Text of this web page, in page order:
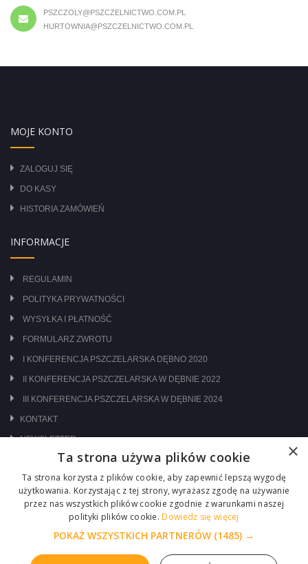
PSZCZOLY@PSZCZELNICTWO.COM.PL
HURTOWNIA@PSZCZELNICTWO.COM.PL
MOJE KONTO
ZALOGUJ SIĘ
DO KASY
HISTORIA ZAMÓWIEŃ
INFORMACJE
REGULAMIN
POLITYKA PRYWATNOŚCI
WYSYŁKA I PŁATNOŚĆ
FORMULARZ ZWROTU
I KONFERENCJA PSZCZELARSKA DĘBNO 2020
II KONFERENCJA PSZCZELARSKA W DĘBNIE 2022
III KONFERENCJA PSZCZELARSKA W DĘBNIE 2024
KONTAKT
NEWSLETTER
ODWIEDŹ NAS NA:
×
Ta strona używa plików cookie
Ta strona korzysta z plików cookie, aby zapewnić lepszą wygodę
użytkowania. Korzystając z tej strony, wyrażasz zgodę na używanie
przez nas wszystkich plików cookie zgodnie z warunkami naszej
polityki plików cookie. Dowiedz się więcej
POKAŻ WSZYSTKICH PARTNERÓW (1485) →